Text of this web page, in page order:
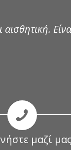
μαζί μας